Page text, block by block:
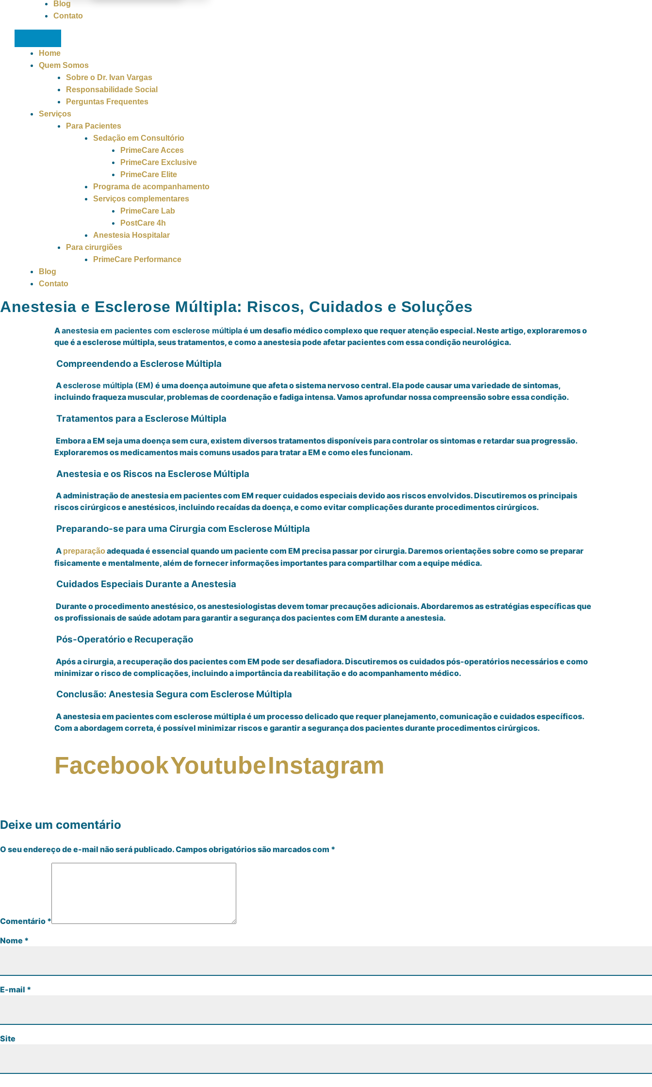
Blog
Contato
Home
Quem Somos
Sobre o Dr. Ivan Vargas
Responsabilidade Social
Perguntas Frequentes
Serviços
Para Pacientes
Sedação em Consultório
PrimeCare Acces
PrimeCare Exclusive
PrimeCare Elite
Programa de acompanhamento
Serviços complementares
PrimeCare Lab
PostCare 4h
Anestesia Hospitalar
Para cirurgiões
PrimeCare Performance
Blog
Contato
Anestesia e Esclerose Múltipla: Riscos, Cuidados e Soluções
Aanestesia em pacientes com esclerose múltiplaé um desafio médico complexo que requer atenção especial. Neste artigo, exploraremos o
que é a esclerose múltipla, seus tratamentos, e como a anestesia pode afetar pacientes com essa condição neurológica.
Compreendendo a Esclerose Múltipla
Aesclerose múltipla (EM) é uma doença autoimune que afeta o sistema nervoso central. Ela pode causar uma variedade de sintomas,
incluindo fraqueza muscular, problemas de coordenação e fadiga intensa. Vamos aprofundar nossa compreensão sobre essa condição.
Tratamentos para a Esclerose Múltipla
Embora a EM seja uma doença sem cura, existem diversos tratamentos disponíveis para controlar os sintomas e retardar sua progressão.
Exploraremos os medicamentos mais comuns usados ​​para tratar a EM e como eles funcionam.
Anestesia e os Riscos na Esclerose Múltipla
A administração de anestesia em pacientes com EM requer cuidados especiais devido aos riscos envolvidos. Discutiremos os principais
riscos cirúrgicos e anestésicos, incluindo recaídas da doença, e como evitar complicações durante procedimentos cirúrgicos.
Preparando-se para uma Cirurgia com Esclerose Múltipla
A preparaçãoadequada é essencial quando um paciente com EM precisa passar por cirurgia. Daremos orientações sobre como se preparar
fisicamente e mentalmente, além de fornecer informações importantes para compartilhar com a equipe médica.
Cuidados Especiais Durante a Anestesia
Durante o procedimento anestésico, os anestesiologistas devem tomar precauções adicionais. Abordaremos as estratégias específicas que
os profissionais de saúde adotam para garantir a segurança dos pacientes com EM durante a anestesia.
Pós-Operatório e Recuperação
Após a cirurgia, a recuperação dos pacientes com EM pode ser desafiadora. Discutiremos os cuidados pós-operatórios necessários e como
minimizar o risco de complicações, incluindo a importância da reabilitação e do acompanhamento médico.
Conclusão: Anestesia Segura com Esclerose Múltipla
A anestesia em pacientes com esclerose múltipla é um processo delicado que requer planejamento, comunicação e cuidados específicos.
Com a abordagem correta, é possível minimizar riscos e garantir a segurança dos pacientes durante procedimentos cirúrgicos.
FacebookYoutubeInstagram
Deixe um comentário
O seu endereço de e-mail não será publicado.Campos obrigatórios são marcados com *
Comentário *
Nome *
E-mail *
Site